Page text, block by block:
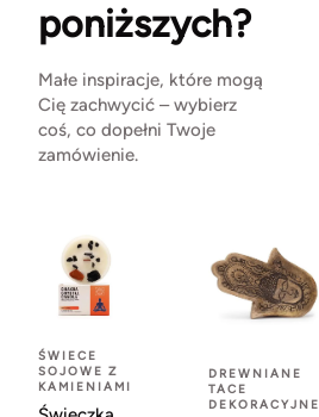
poniższych?
Małe inspiracje, które mogą
Cię zachwycić – wybierz
coś, co dopełni Twoje
zamówienie.
ŚWIECE
SOJOWE Z
KAMIENIAMI
DREWNIANE
TACE
DEKORACYJNE